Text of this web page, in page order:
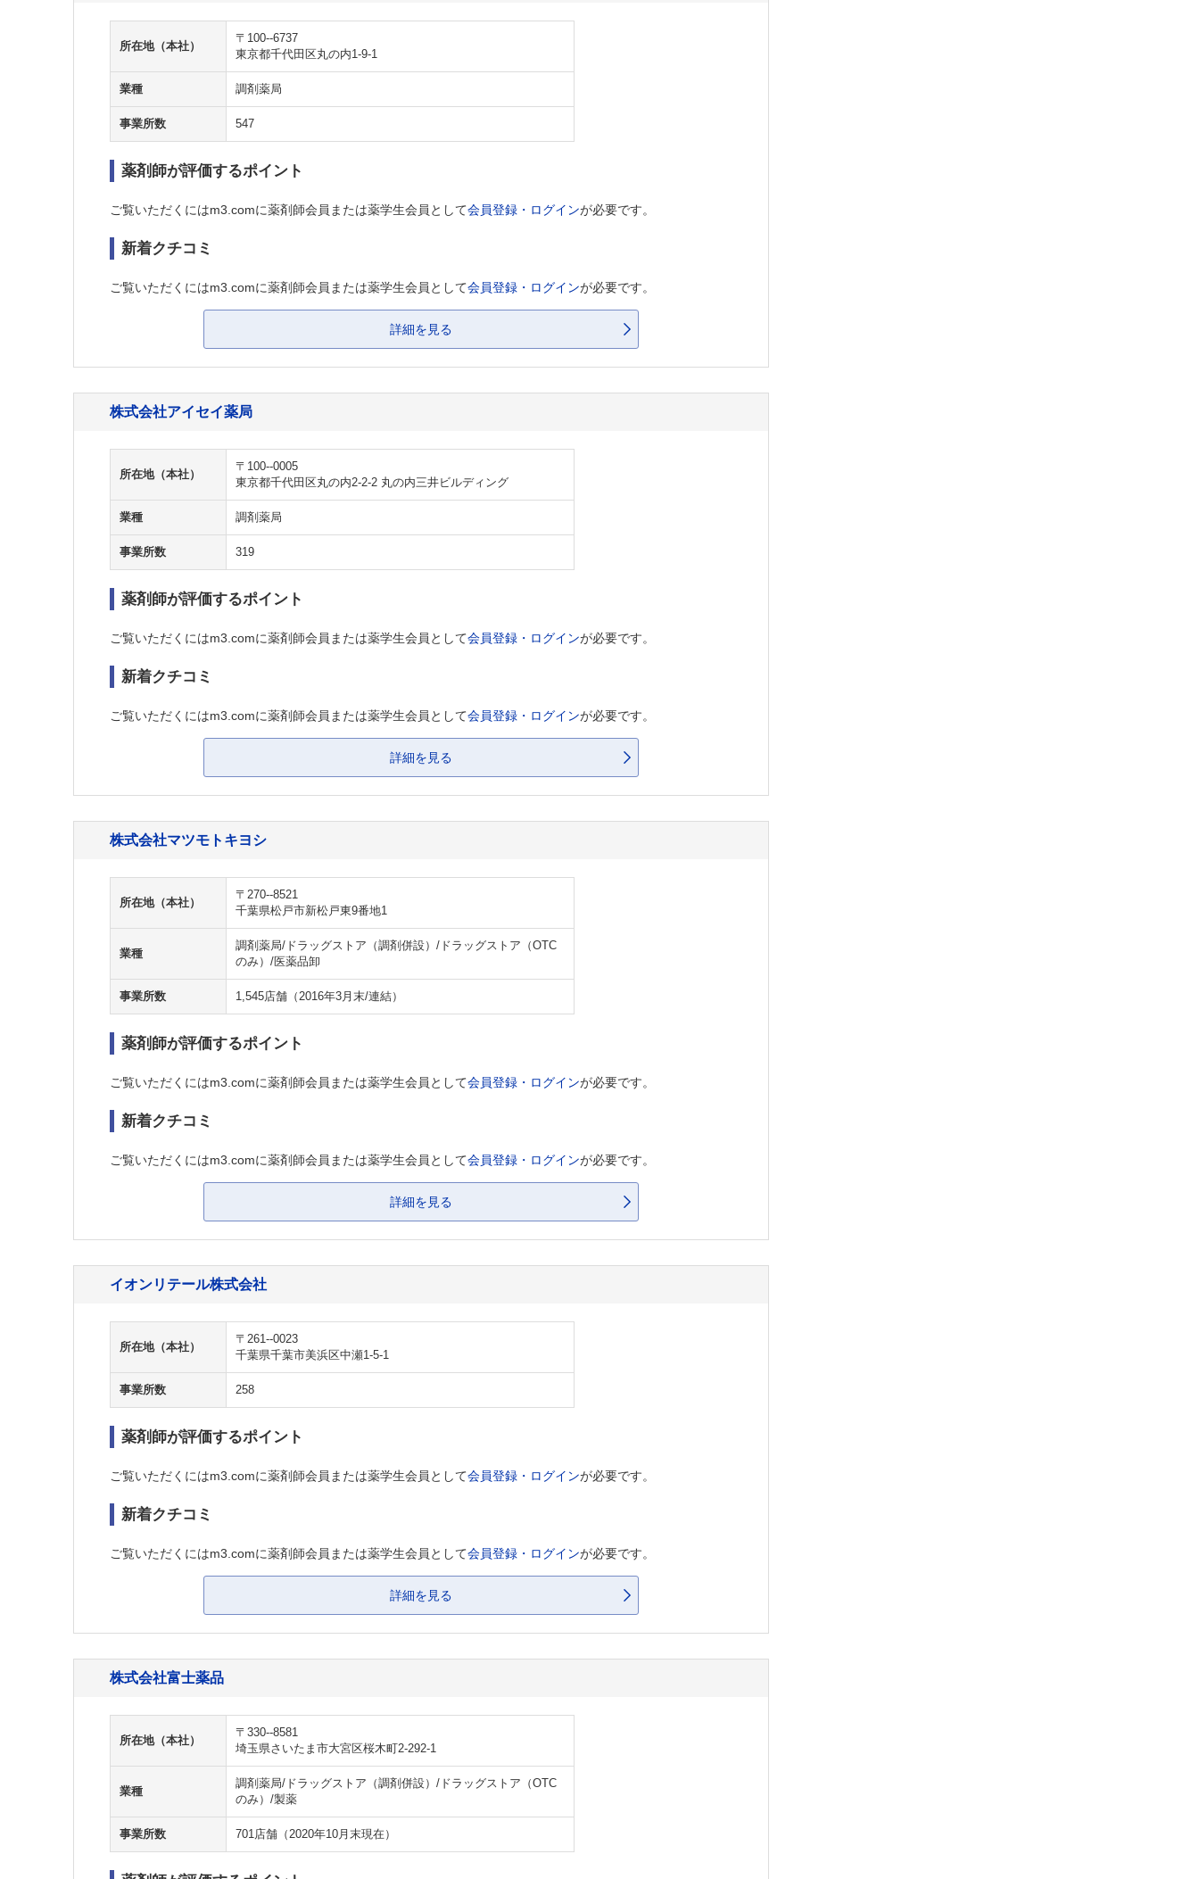
所在地（本社）
〒100--6737
東京都千代田区丸の内1-9-1
業種 調剤薬局
事業所数 547
薬剤師が評価するポイント
ご覧いただくにはm3.comに薬剤師会員または薬学生会員として会員登録・ログインが必要です。
新着クチコミ
ご覧いただくにはm3.comに薬剤師会員または薬学生会員として会員登録・ログインが必要です。
詳細を見る
株式会社アイセイ薬局
所在地（本社）
〒100--0005
東京都千代田区丸の内2-2-2 丸の内三井ビルディング
業種 調剤薬局
事業所数 319
薬剤師が評価するポイント
ご覧いただくにはm3.comに薬剤師会員または薬学生会員として会員登録・ログインが必要です。
新着クチコミ
ご覧いただくにはm3.comに薬剤師会員または薬学生会員として会員登録・ログインが必要です。
詳細を見る
株式会社マツモトキヨシ
所在地（本社）
〒270--8521
千葉県松戸市新松戸東9番地1
業種
調剤薬局/ドラッグストア（調剤併設）/ドラッグストア（OTC
のみ）/医薬品卸
事業所数 1,545店舗（2016年3月末/連結）
薬剤師が評価するポイント
ご覧いただくにはm3.comに薬剤師会員または薬学生会員として会員登録・ログインが必要です。
新着クチコミ
ご覧いただくにはm3.comに薬剤師会員または薬学生会員として会員登録・ログインが必要です。
詳細を見る
イオンリテール株式会社
所在地（本社）
〒261--0023
千葉県千葉市美浜区中瀬1-5-1
事業所数 258
薬剤師が評価するポイント
ご覧いただくにはm3.comに薬剤師会員または薬学生会員として会員登録・ログインが必要です。
新着クチコミ
ご覧いただくにはm3.comに薬剤師会員または薬学生会員として会員登録・ログインが必要です。
詳細を見る
株式会社富士薬品
所在地（本社）
〒330--8581
埼玉県さいたま市大宮区桜木町2-292-1
業種
調剤薬局/ドラッグストア（調剤併設）/ドラッグストア（OTC
のみ）/製薬
事業所数 701店舗（2020年10月末現在）